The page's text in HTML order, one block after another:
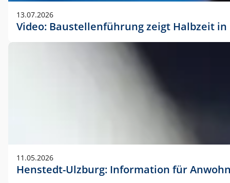
13.07.2026
Video: Baustellenführung zeigt Halbzeit
11.05.2026
Henstedt-Ulzburg: Information für